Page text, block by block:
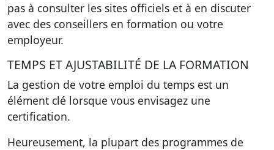
pas à consulter les sites officiels et à en discuter
avec des conseillers en formation ou votre
employeur.
TEMPS ET AJUSTABILITÉ DE LA FORMATION
La gestion de votre emploi du temps est un
élément clé lorsque vous envisagez une
certification.
Heureusement, la plupart des programmes de